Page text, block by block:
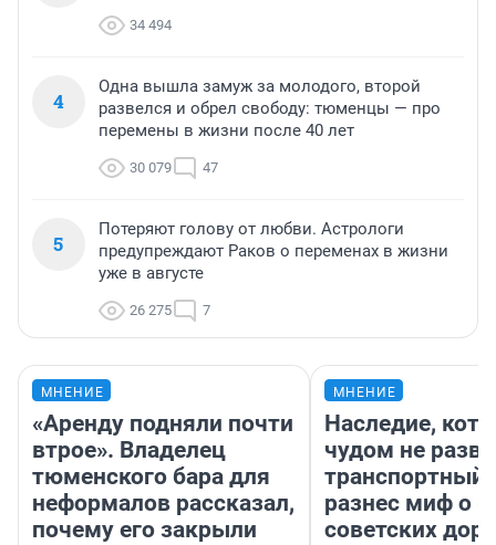
34 494
4
Одна вышла замуж за молодого, второй
развелся и обрел свободу: тюменцы — про
перемены в жизни после 40 лет
30 079 47
5
Потеряют голову от любви. Астрологи
предупреждают Раков о переменах в жизни
уже в августе
26 275 7
МНЕНИЕ
«Аренду подняли почти
втрое». Владелец
тюменского бара для
неформалов рассказал,
почему его закрыли
МНЕНИЕ
Наследие,
чудом не
транспортный
разнес миф о
советских